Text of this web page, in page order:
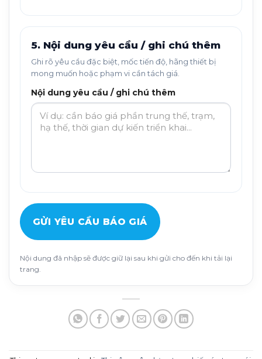
5. Nội dung yêu cầu / ghi chú thêm
Ghi rõ yêu cầu đặc biệt, mốc tiến độ, hãng thiết bị
mong muốn hoặc phạm vi cần tách giá.
Nội dung yêu cầu / ghi chú thêm
GỬI YÊU CẦU BÁO GIÁ
Nội dung đã nhập sẽ được giữ lại sau khi gửi cho đến khi tải lại
trang.